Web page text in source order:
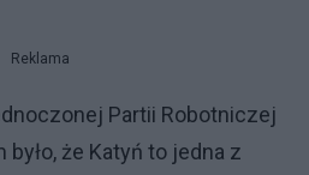
Reklama
Partii Robotniczej
że Katyń to jedna z